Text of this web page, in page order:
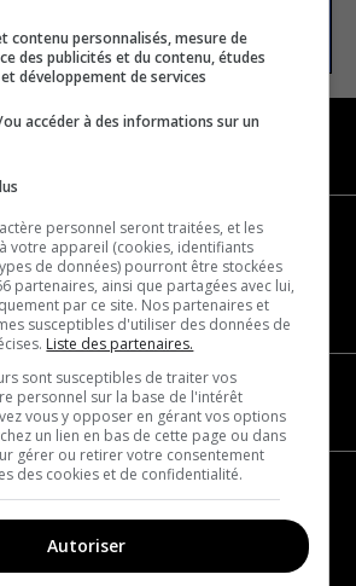
contenu personnalisés, mesure de
des publicités et du contenu, études
et développement de services
accéder à des informations sur un
personnel seront traitées, et les
votre appareil (cookies, identifiants
de données) pourront être stockées
partenaires, ainsi que partagées avec lui,
par ce site. Nos partenaires et
susceptibles d'utiliser des données de
Liste des partenaires.
sont susceptibles de traiter vos
personnel sur la base de l'intérêt
vous y opposer en gérant vos options
un lien en bas de cette page ou dans
gérer ou retirer votre consentement
des cookies et de confidentialité.
Autoriser